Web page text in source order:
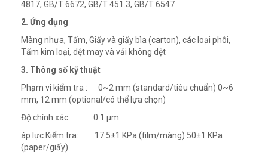
4817, GB/T 6672, GB/T 451.3, GB/T 6547
2. Ứng dụng
Màng nhựa, Tấm, Giấy và giấy bìa (carton), các loại phôi,
Tấm kim loại, dệt may và vải không dệt
3. Thông số kỹ thuật
Phạm vi kiểm tra : 0~2 mm (standard/tiêu chuẩn) 0~6
mm, 12 mm (optional/có thể lựa chọn)
Độ chính xác: 0.1 μm
áp lực Kiểm tra: 17.5±1 KPa (film/màng) 50±1 KPa
(paper/giấy)